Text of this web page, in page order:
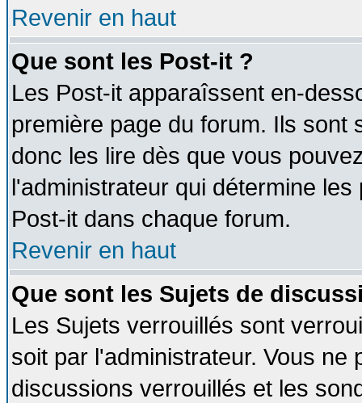
Revenir en haut
Que sont les Post-it ?
Les Post-it apparaîssent en-
première page du forum. Ils
donc les lire dès que vous
l'administrateur qui détermine
Post-it dans chaque forum.
Revenir en haut
Que sont les Sujets de
Les Sujets verrouillés sont
soit par l'administrateur. Vous
discussions verrouillés et les